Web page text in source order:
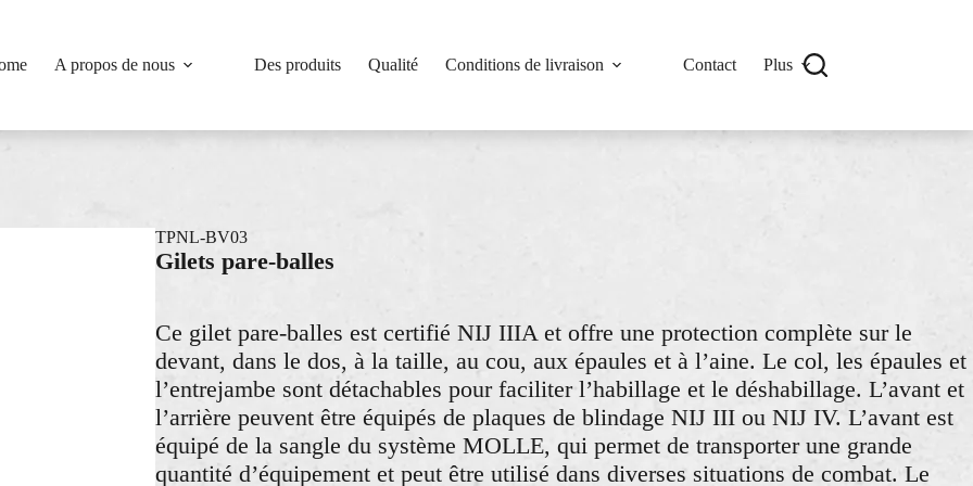
A propos de nous Des produits Qualité Conditions de livraison Contact Plus
TPNL-BV03
Gilets pare-balles
Ce gilet pare-balles est certifié NIJ IIIA et offre une protection complète sur le
devant, dans le dos, à la taille, au cou, aux épaules et à l’aine. Le col, les épaules et
l’entrejambe sont détachables pour faciliter l’habillage et le déshabillage. L’avant et
l’arrière peuvent être équipés de plaques de blindage NIJ III ou NIJ IV. L’avant est
équipé de la sangle du système MOLLE, qui permet de transporter une grande
quantité d’équipement et peut être utilisé dans diverses situations de combat. Le